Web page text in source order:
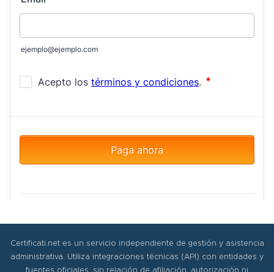
Certificati.net es un servicio independiente de gestión y asistencia
administrativa. Utiliza integraciones técnicas (API) con entidades y
fuentes oficiales, sin relación de afiliación, autorización ni